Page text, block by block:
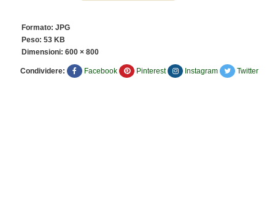
Formato: JPG
Peso: 53 KB
Dimensioni: 600 × 800
Condividere: Facebook Pinterest Instagram Twitter